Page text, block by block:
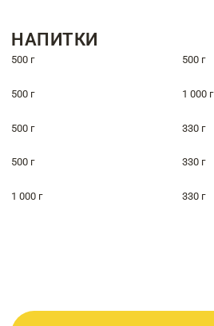
НАПИТКИ
500 г 500 г
500 г 1 000 г
500 г 330 г
500 г 330 г
1 000 г 330 г